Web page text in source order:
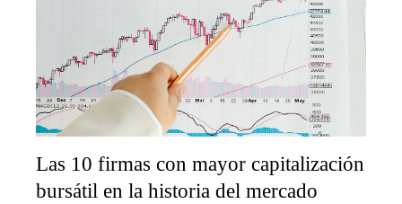
Las 10 firmas con mayor capitalización
bursátil en la historia del mercado